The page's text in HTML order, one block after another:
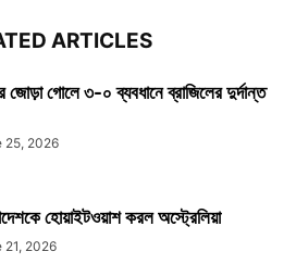
ARTICLES
জোড়া গোলে ৩-০ ব্যবধানে ব্রাজিলের দুর্দান্ত
25, 2026
হোয়াইটওয়াশ করল অস্ট্রেলিয়া
21, 2026